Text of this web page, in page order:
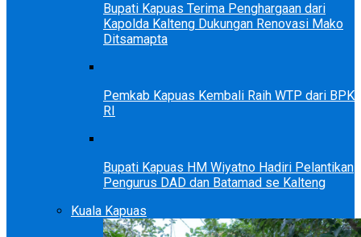
Bupati Kapuas Terima Penghargaan dari
Kapolda Kalteng Dukungan Renovasi Mako
Ditsamapta
Pemkab Kapuas Kembali Raih WTP dari BPK
RI
Bupati Kapuas HM Wiyatno Hadiri Pelantikan
Pengurus DAD dan Batamad se Kalteng
Kuala Kapuas